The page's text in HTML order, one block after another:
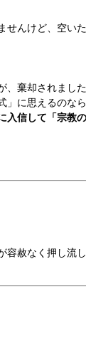
せんけど、空い
、棄却されました
に思えるのな
入信して「宗
赦なく押し流